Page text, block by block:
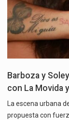
Barboza y
con La Movida
La escena urbana
propuesta con